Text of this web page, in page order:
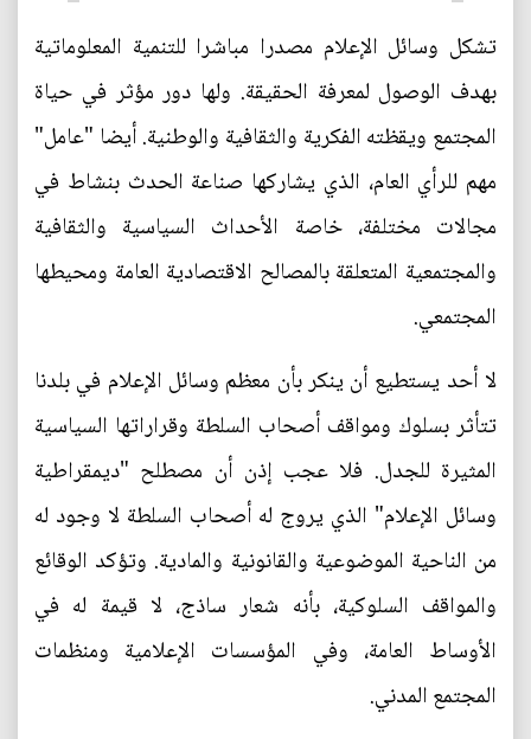
تشكل وسائل الإعلام مصدرا مباشرا للتنمية المعلوماتية
بهدف الوصول لمعرفة الحقيقة. ولها دور مؤثر في حياة
المجتمع ويقظته الفكرية والثقافية والوطنية. أيضا "عامل"
مهم للرأي العام، الذي يشاركها صناعة الحدث بنشاط في
مجالات مختلفة، خاصة الأحداث السياسية والثقافية
والمجتمعية المتعلقة بالمصالح الاقتصادية العامة ومحيطها
المجتمعي.
لا أحد يستطيع أن ينكر بأن معظم وسائل الإعلام في بلدنا
تتأثر بسلوك ومواقف أصحاب السلطة وقراراتها السياسية
المثيرة للجدل. فلا عجب إذن أن مصطلح "ديمقراطية
وسائل الإعلام" الذي يروج له أصحاب السلطة لا وجود له
من الناحية الموضوعية والقانونية والمادية. وتؤكد الوقائع
والمواقف السلوكية، بأنه شعار ساذج، لا قيمة له في
الأوساط العامة، وفي المؤسسات الإعلامية ومنظمات
المجتمع المدني.